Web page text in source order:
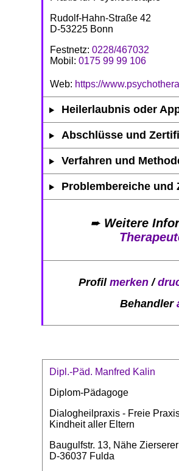
Rudolf-Hahn-Straße 42
D-53225 Bonn
Festnetz: 0228/467032
Mobil: 0175 99 99 106
Web: https://
Heilerlaubnis oder
Abschlüsse und
Verfahren und
Problembereiche und
➨ Weitere
Profil merken/
Behandler
Dipl.-Päd. Manfred Kalin
Diplom-Pädagoge
Dialogheilpraxis - Freie
Kindheit aller Eltern
Baugulfstr. 13, Nähe
D-36037 Fulda